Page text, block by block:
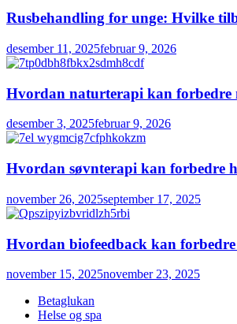
Rusbehandling for unge: Hvilke
desember 11, 2025februar 9, 2026
Hvordan naturterapi kan forbedre
desember 3, 2025februar 9, 2026
Hvordan søvnterapi kan forbedre
november 26, 2025september 17, 2025
Hvordan biofeedback kan
november 15, 2025november 23, 2025
Betaglukan
Helse og spa